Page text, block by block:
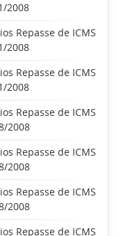
2008
Repasse de ICMS
2008
Repasse de ICMS
2008
Repasse de ICMS
2008
Repasse de ICMS
2008
Repasse de ICMS
2008
Repasse de ICMS